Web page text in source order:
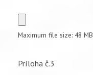
Maximum file size: 48 MB
Príloha č.3